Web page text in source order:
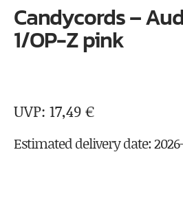
Candycords –
1/OP-Z pink
17,49€
Estimated delivery date: